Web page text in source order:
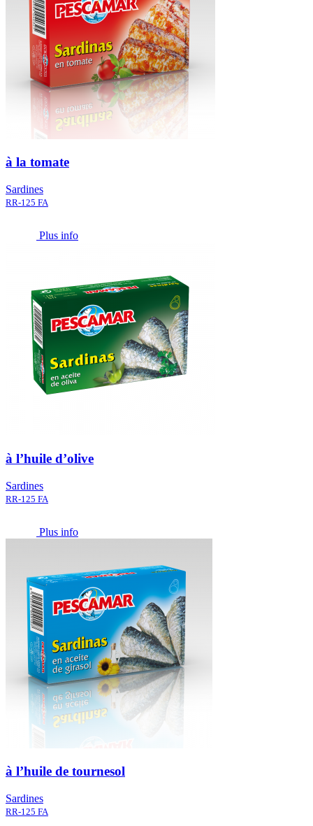
à la tomate
Sardines
RR-125 FA
Plus info
à l’huile d’olive
Sardines
RR-125 FA
Plus info
à l’huile de tournesol
Sardines
RR-125 FA